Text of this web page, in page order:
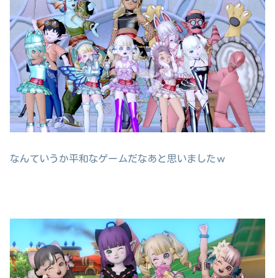
なんていうか平和なゲームだなあと思いましたｗ